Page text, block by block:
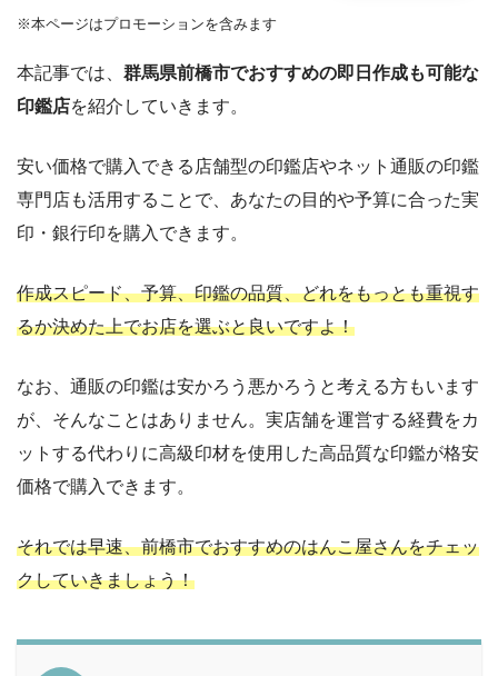
※本ページはプロモーションを含みます
本記事では、 群馬県前橋市でおすすめの即日作成も可能な
印鑑店を紹介していきます。
安い価格で購入できる店舗型の印鑑店やネット通販の印鑑
専門店も活用することで、あなたの目的や予算に合った実
印・銀行印を購入できます。
作成スピード、予算、印鑑の品質、どれをもっとも重視す
るか決めた上でお店を選ぶと良いですよ！
なお、通販の印鑑は安かろう悪かろうと考える方もいます
が、そんなことはありません。実店舗を運営する経費をカ
ットする代わりに高級印材を使用した高品質な印鑑が格安
価格で購入できます。
それでは早速、前橋市でおすすめのはんこ屋さんをチェッ
クしていきましょう！